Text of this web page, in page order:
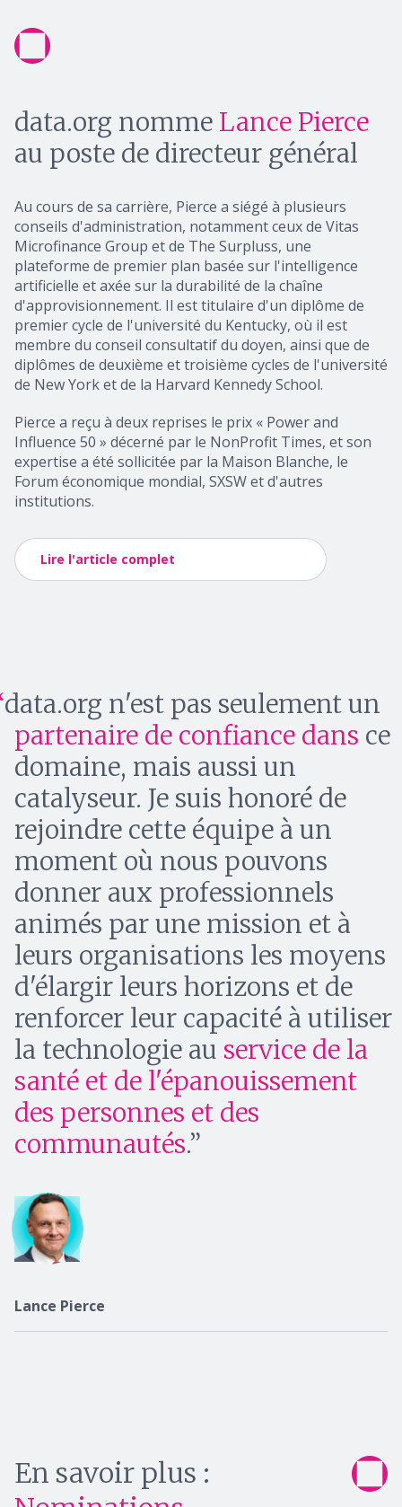
data.org nomme Lance Pierce
au poste de directeur général
Au cours de sa carrière, Pierce a siégé à plusieurs
conseils d'administration, notamment ceux de Vitas
Microfinance Group et de The Surpluss, une
plateforme de premier plan basée sur l'intelligence
artificielle et axée sur la durabilité de la chaîne
d'approvisionnement. Il est titulaire d'un diplôme de
premier cycle de l'université du Kentucky, où il est
membre du conseil consultatif du doyen, ainsi que de
diplômes de deuxième et troisième cycles de l'université
de New York et de la Harvard Kennedy School.
Pierce a reçu à deux reprises le prix « Power and
Influence 50 » décerné par le NonProfit Times, et son
expertise a été sollicitée par la Maison Blanche, le
Forum économique mondial, SXSW et d'autres
institutions.
Lire l'article complet
data.org n'est pas seulement un
partenaire de confiance dans ce
domaine, mais aussi un
catalyseur. Je suis honoré de
rejoindre cette équipe à un
moment où nous pouvons
donner aux professionnels
animés par une mission et à
leurs organisations les moyens
d'élargir leurs horizons et de
renforcer leur capacité à utiliser
la technologie au service de la
santé et de l'épanouissement
des personnes et des
communautés.
Lance Pierce
En savoir plus :